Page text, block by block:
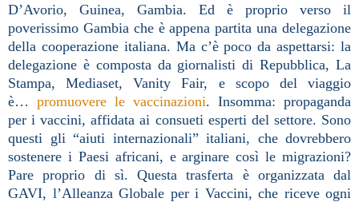
D’Avorio, Guinea, Gambia. Ed è proprio verso il
poverissimo Gambia che è appena partita una delegazione
della cooperazione italiana. Ma c’è poco da aspettarsi: la
delegazione è composta da giornalisti di Repubblica, La
Stampa, Mediaset, Vanity Fair, e scopo del viaggio
è… promuovere le vaccinazioni. Insomma: propaganda
per i vaccini, affidata ai consueti esperti del settore. Sono
questi gli “aiuti internazionali” italiani, che dovrebbero
sostenere i Paesi africani, e arginare così le migrazioni?
Pare proprio di sì. Questa trasferta è organizzata dal
GAVI, l’Alleanza Globale per i Vaccini, che riceve ogni